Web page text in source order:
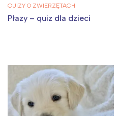
QUIZY O ZWIERZĘTACH
Płazy – quiz dla dzieci